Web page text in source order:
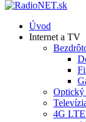
Úvod
Internet a TV
Optický
4G